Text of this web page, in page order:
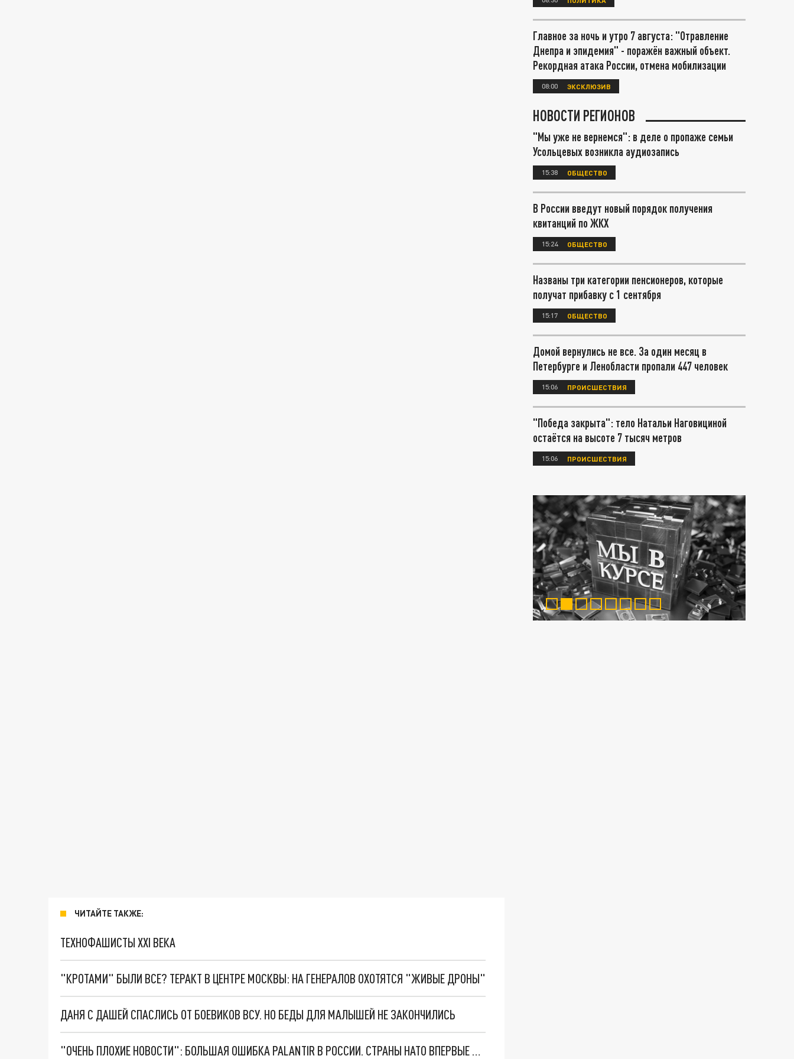
ЧИТАЙТЕ ТАКЖЕ:
ТЕХНОФАШИСТЫ XXI ВЕКА
"КРОТАМИ" БЫЛИ ВСЕ? ТЕРАКТ В ЦЕНТРЕ МОСКВЫ: НА ГЕНЕРАЛОВ ОХОТЯТСЯ "ЖИВЫЕ ДРОНЫ"
ДАНЯ С ДАШЕЙ СПАСЛИСЬ ОТ БОЕВИКОВ ВСУ. НО БЕДЫ ДЛЯ МАЛЫШЕЙ НЕ ЗАКОНЧИЛИСЬ
"ОЧЕНЬ ПЛОХИЕ НОВОСТИ": БОЛЬШАЯ ОШИБКА PALANTIR В РОССИИ. СТРАНЫ НАТО ВПЕРВЫЕ ЗА СВО ОСТАНОВИЛИ ПОСТАВКИ ОРУЖИЯ. ВСУ ТЕРЯЮТ ПРИГРАНИЧЬЕ?
Главное за ночь и утро 7 августа: "Отравление
Днепра и эпидемия" - поражён важный объект.
Рекордная атака России, отмена мобилизации
08:00 ЭКСКЛЮЗИВ
НОВОСТИ РЕГИОНОВ
"Мы уже не вернемся": в деле о пропаже семьи
Усольцевых возникла аудиозапись
15:38 ОБЩЕСТВО
В России введут новый порядок получения
квитанций по ЖКХ
15:24 ОБЩЕСТВО
Названы три категории пенсионеров, которые
получат прибавку с 1 сентября
15:17 ОБЩЕСТВО
Домой вернулись не все. За один месяц в
Петербурге и Ленобласти пропали 447 человек
15:06 ПРОИСШЕСТВИЯ
"Победа закрыта": тело Натальи Наговициной
остаётся на высоте 7 тысяч метров
15:06 ПРОИСШЕСТВИЯ